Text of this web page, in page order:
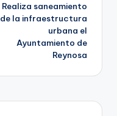
Realiza saneamiento
de la infraestructura
urbana el
Ayuntamiento de
Reynosa